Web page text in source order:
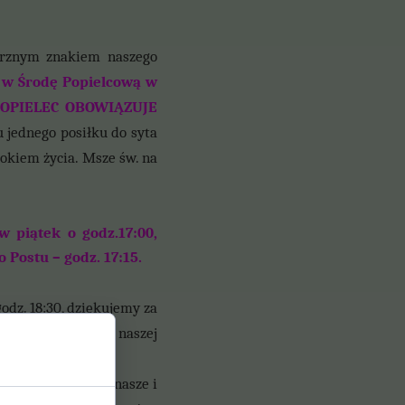
znakiem naszego
Środę Popielcową w
OBOWIĄZUJE
posiłku do syta
życia. Msze św. na
piątek o godz.17:00,
– godz. 17:15.
18:30, dziękujemy za
także z naszej
za grzechy nasze i